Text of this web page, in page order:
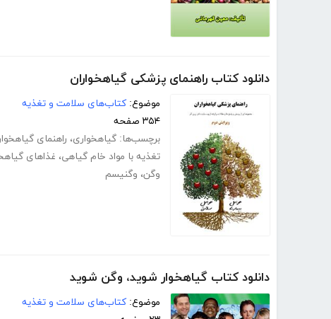
دانلود کتاب راهنمای پزشکی گیاهخواران
موضوع: کتاب‌های سلامت و تغذیه
۳۵۴ صفحه
برچسب‌ها: گیاهخواری، راهنمای
تغذیه با مواد خام گیاهی، غذاهای
وگن، وگنیسم
دانلود کتاب گیاهخوار شوید، وگن شوید
موضوع: کتاب‌های سلامت و تغذیه